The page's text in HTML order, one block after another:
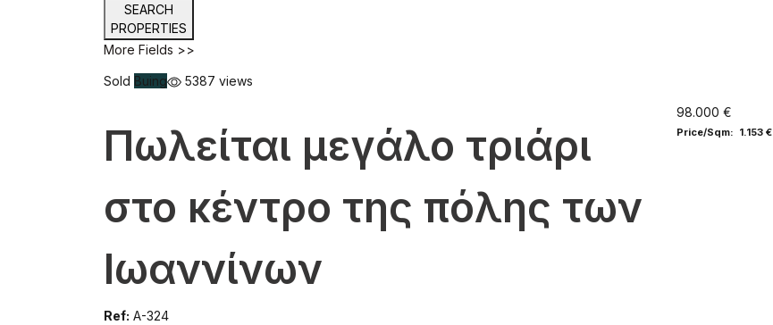
SEARCH
PROPERTIES
More Fields >>
Sold Buing 5387 views
Πωλείται μεγάλο τριάρι
στο κέντρο της πόλης των
Ιωαννίνων
Ref: A-324
98.000 €
Price/Sqm: 1.153 €